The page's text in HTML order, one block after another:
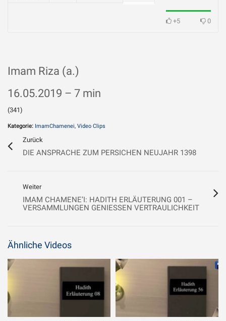
+5 0
Imam Riza (a.)
16.05.2019 – 7 min
(341)
Kategorie: ImamChamenei, Video Clips
Zurück
DIE ANSPRACHE ZUM PERSICHEN NEUJAHR 1398
Weiter
IMAM CHAMENE’I: HADITH ERLÄUTERUNG 001 –
VERSAMMLUNGEN GENIESSEN VERTRAULICHKEIT
Ähnliche Videos